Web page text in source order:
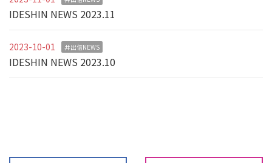
IDESHIN NEWS 2023.11
2023-10-01 井出信NEWS
IDESHIN NEWS 2023.10